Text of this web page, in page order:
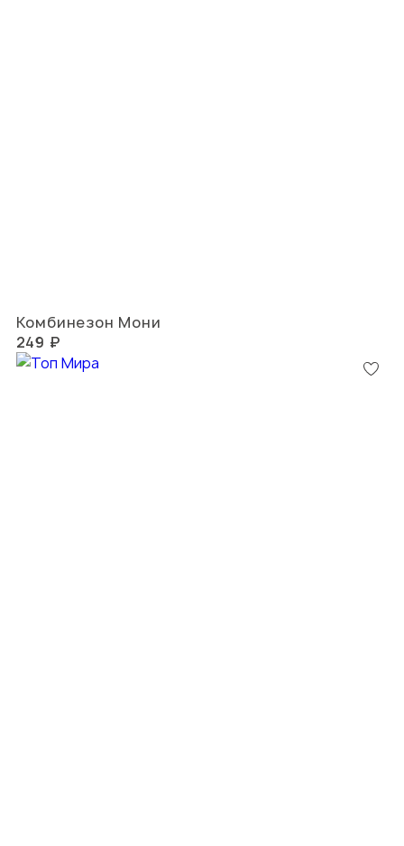
Комбинезон Мони
249 ₽